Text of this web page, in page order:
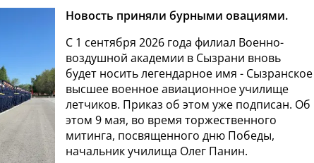
Новость приняли бурными овациями.
С 1 сентября 2026 года филиал Военно-
воздушной академии в Сызрани вновь
будет носить легендарное имя - Сызранское
высшее военное авиационное училище
летчиков. Приказ об этом уже подписан. Об
этом 9 мая, во время торжественного
митинга, посвященного дню Победы,
начальник училища Олег Панин.